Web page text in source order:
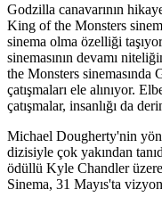
Godzilla canavarının
King of the Monsters
sinema olma özelliği
sinemasının devamı
the Monsters sinemasında
çatışmaları ele alınıyor.
çatışmalar, insanlığı da
Michael Dougherty'nin
dizisiyle çok yakından
ödüllü Kyle Chandler
Sinema, 31 Mayıs'ta